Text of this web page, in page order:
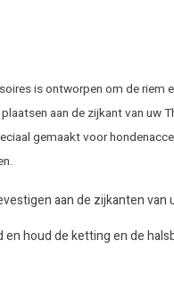
is ontworpen om de riem
aan de zijkant van uw
gemaakt voor
aan de zijkanten
houd de ketting en de